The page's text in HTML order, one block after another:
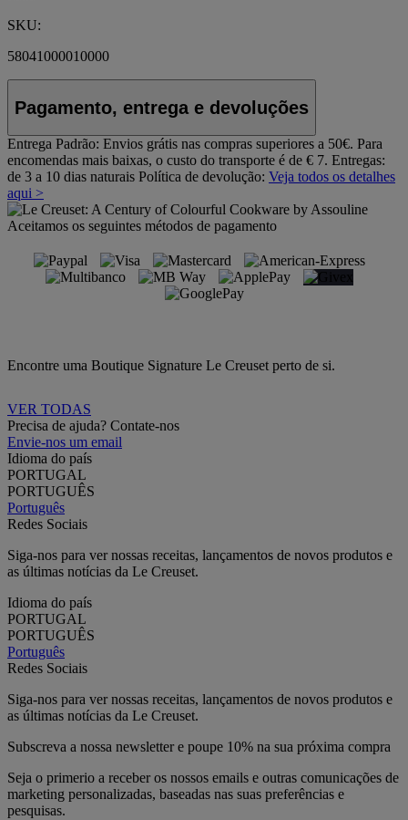
SKU:
58041000010000
Pagamento, entrega e devoluções
Entrega Padrão: Envios grátis nas compras superiores a 50€. Para
encomendas mais baixas, o custo do transporte é de € 7. Entregas:
de 3 a 10 dias naturais Política de devolução: Veja todos os detalhes
aqui >
Aceitamos os seguintes métodos de pagamento
Encontre uma Boutique Signature Le Creuset perto de si.
VER TODAS
Precisa de ajuda? Contate-nos
Envie-nos um email
Idioma do país
PORTUGAL
PORTUGUÊS
Português
Redes Sociais
Siga-nos para ver nossas receitas, lançamentos de novos produtos e
as últimas notícias da Le Creuset.
Idioma do país
PORTUGAL
PORTUGUÊS
Português
Redes Sociais
Siga-nos para ver nossas receitas, lançamentos de novos produtos e
as últimas notícias da Le Creuset.
Subscreva a nossa newsletter e poupe 10% na sua próxima compra
Seja o primerio a receber os nossos emails e outras comunicações de
marketing personalizadas, baseadas nas suas preferências e
pesquisas.